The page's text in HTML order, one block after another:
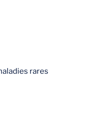
rares